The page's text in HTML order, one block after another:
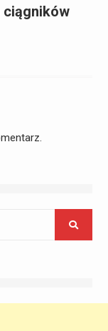
ciągników